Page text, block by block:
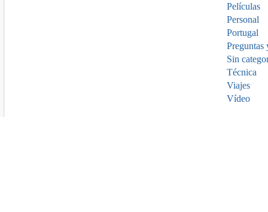
Películas
Personal
Portugal
Preguntas
Sin
Técnica
Viajes
Vídeo